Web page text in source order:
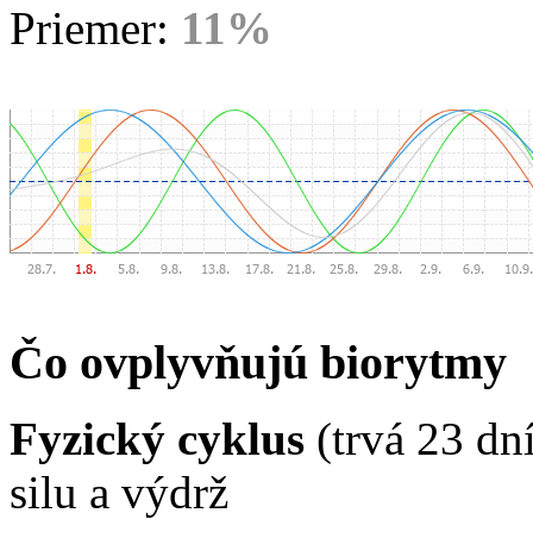
Priemer: 11%
Čo ovplyvňujú biorytmy
Fyzický cyklus (trvá 23
silu a výdrž